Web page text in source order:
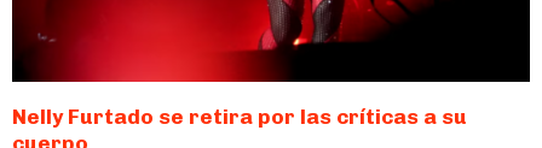
Nelly Furtado se retira por las críticas a su